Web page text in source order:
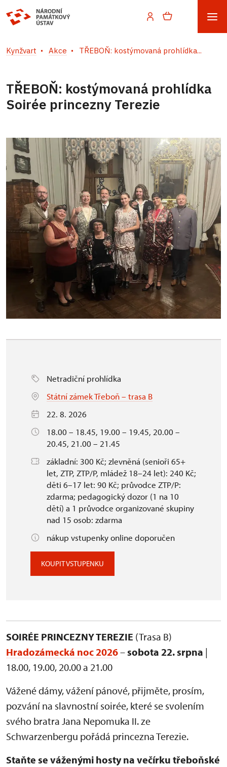
Kynžvart Akce TŘEBOŇ: kostýmovaná prohlídka...
TŘEBOŇ: kostýmovaná prohlídka
Soirée princezny Terezie
Netradiční prohlídka
Státní zámek Třeboň – trasa B
22. 8. 2026
18.00 – 18.45, 19.00 – 19.45, 20.00 –
20.45, 21.00 – 21.45
základní: 300 Kč; zlevněná (senioři 65+
let, ZTP, ZTP/P, mládež 18–24 let): 240 Kč;
děti 6–17 let: 90 Kč; průvodce ZTP/P:
zdarma; pedagogický dozor (1 na 10
dětí) a 1 průvodce organizované skupiny
nad 15 osob: zdarma
nákup vstupenky online doporučen
KOUPIT VSTUPENKU
SOIRÉE PRINCEZNY TEREZIE (Trasa B)
Hradozámecká noc 2026–sobota 22. srpna |
18.00, 19.00, 20.00 a 21.00
Vážené dámy, vážení pánové, přijměte, prosím,
pozvání na slavnostní soirée, které se svolením
svého bratra Jana Nepomuka II. ze
Schwarzenbergu pořádá princezna Terezie.
Staňte se váženými hosty na večírku třeboňské